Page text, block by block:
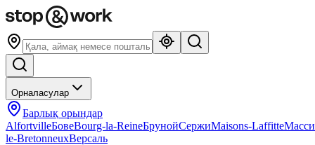
Орналасулар
Барлық орындар
AlfortvilleБовеBourg-la-ReineБрунойСержиMaisons-LaffitteМасси
le-BretonneuxВерсаль